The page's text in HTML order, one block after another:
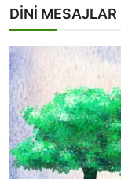
DİNİ MESAJLAR